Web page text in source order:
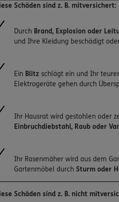
Schäden sind z. B. mitversichert:
Durch Brand, Explosion oder
und Ihre Kleidung beschädigt
Ein Blitz schlägt ein und Ihr
Elektrogeräte gehen durch
Ihr Hausrat wird gestohlen oder
Einbruchdiebstahl, Raub oder
Ihr Rasenmäher wird aus dem
Gartenmöbel durch Sturm oder
Schäden sind z. B. nicht